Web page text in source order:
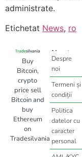
administrate.
Etichetat News, ro
Buy
Bitcoin,
crypto
price sell
Bitcoin and
buy
Ethereum
on
Tradesilvania
About
Despre
noi
Termeni și
condiții
Politica
datelor cu
caracter
personal